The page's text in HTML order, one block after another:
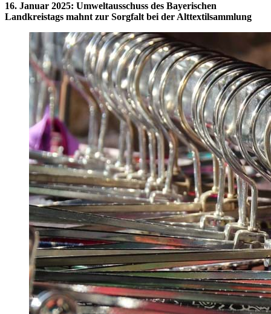
16. Januar 2025: Umweltausschuss des Bayerischen
Landkreistags mahnt zur Sorgfalt bei der Alttextilsammlung